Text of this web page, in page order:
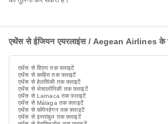
एथेंस से ईजियन एयरलाइंस / Aegean Airlines के
एथेंस से विएना तक फ़्लाइटें
एथेंस से काहिरा तक फ़्लाइटें
एथेंस से हेलसिंकी तक फ़्लाइटें
एथेंस से थेसालोनिकी तक फ़्लाइटें
एथेंस से Larnaca तक फ़्लाइटें
एथेंस से Málaga तक फ़्लाइटें
एथेंस से कोपेनहेगन तक फ़्लाइटें
एथेंस से इस्तांबुल तक फ़्लाइटें